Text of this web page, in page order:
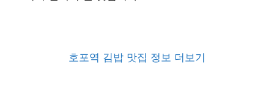
호포역 김밥 맛집 정보 더보기